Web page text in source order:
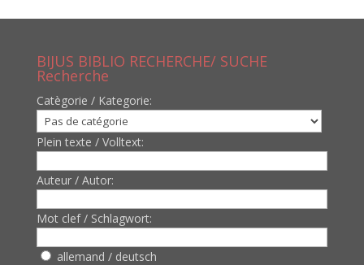
BIJUS BIBLIO RECHERCHE/ SUCHE
Recherche
Catègorie / Kategorie:
Plein texte / Volltext:
Auteur / Autor:
Mot clef / Schlagwort:
allemand / deutsch